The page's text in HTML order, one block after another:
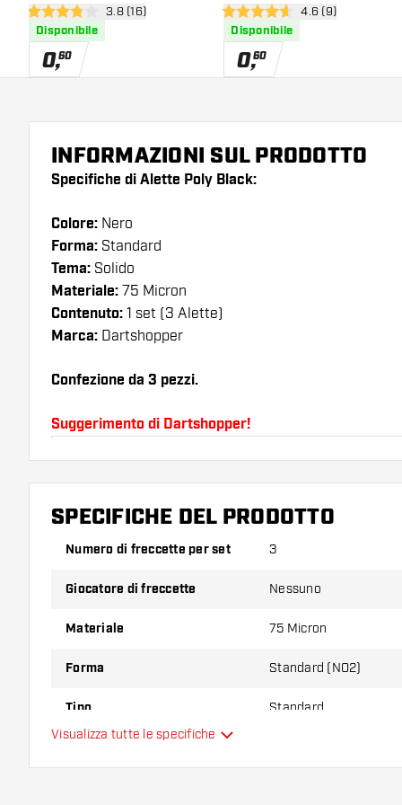
apri pannello recensioni
3.8 stelle di valutazione
3.8 (16)
Disponibile
0,60
apri pannello
4.6 stelle di valutazione
4.6 (9)
Disponibile
0,60
INFORMAZIONI SUL PRODOTTO
Specifiche di Alette Poly Black:
Colore: Nero
Forma: Standard
Tema: Solido
Materiale: 75 Micron
Contenuto: 1 set (3 Alette)
Marca: Dartshopper
Confezione da 3 pezzi.
Suggerimento di Dartshopper!
Assicuratevi di avere a portata di mano un gran
astine. Questi possono danneggiarsi o rompersi
scoprire quale variante vi si addice di più!
SPECIFICHE DEL PRODOTTO
Numero di freccette per set 3
Giocatore di freccette Nessuno
Materiale 75 Micron
Forma Standard (NO2)
Tipo Standard
Visualizza tutte le specifiche